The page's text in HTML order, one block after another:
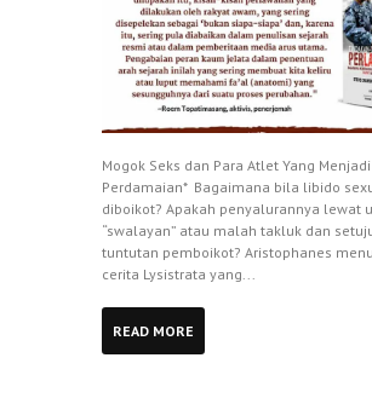
Mogok Seks dan Para Atlet Yang
Perdamaian* Bagaimana bila libido
diboikot? Apakah penyalurannya lewat
“swalayan” atau malah takluk dan
tuntutan pemboikot? Aristophanes
cerita Lysistrata yang...
READ MORE